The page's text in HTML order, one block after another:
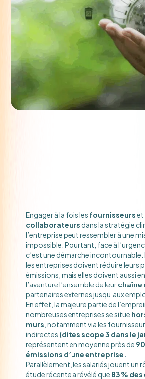
Engager à la fois les fournisseurset
collaborateurs dans la stratégie
l’entreprise peut ressembler à une
impossible. Pourtant, face à
c’est une démarche incontournable.
les entreprises doivent réduire leurs
émissions, mais elles doivent aussi
l’aventure l’ensemble de leurchaîne
partenaires externes jusqu’aux
En effet, la majeure partie de
nombreuses entreprises se situe
murs , notamment via les
indirectes (dites scope 3 dans le
représentent en moyenne près de
émissions d’une entreprise.
Parallèlement, les salariés jouent un
étude récente a révélé que 83 %